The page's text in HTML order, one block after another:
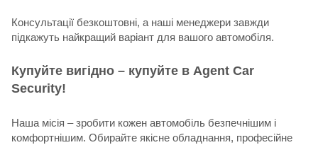
Консультації безкоштовні, а наші менеджери завжди
підкажуть найкращий варіант для вашого автомобіля.
Купуйте вигідно – купуйте в Agent Car
Security!
Наша місія – зробити кожен автомобіль безпечнішим і
комфортнішим. Обирайте якісне обладнання, професійне